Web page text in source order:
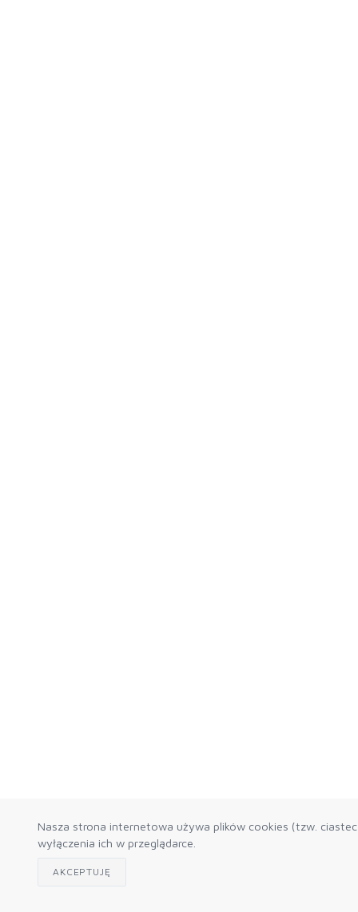
Nasza strona internetowa używa plików cookies (tzw.
wyłączenia ich w przeglądarce.
AKCEPTUJĘ